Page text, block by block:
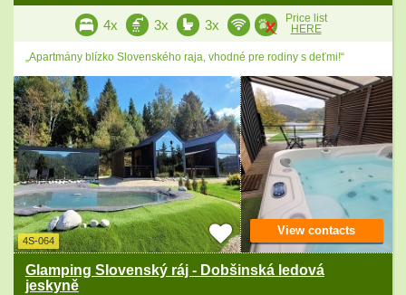
4x 3x 3x
Price list
HERE
„Apartmány blízko Slovenského raja, vhodné pre rodiny s deťmi!“
4S-064
Glamping Slovenský ráj - Dobšinská ledová
jeskyně
View contacts